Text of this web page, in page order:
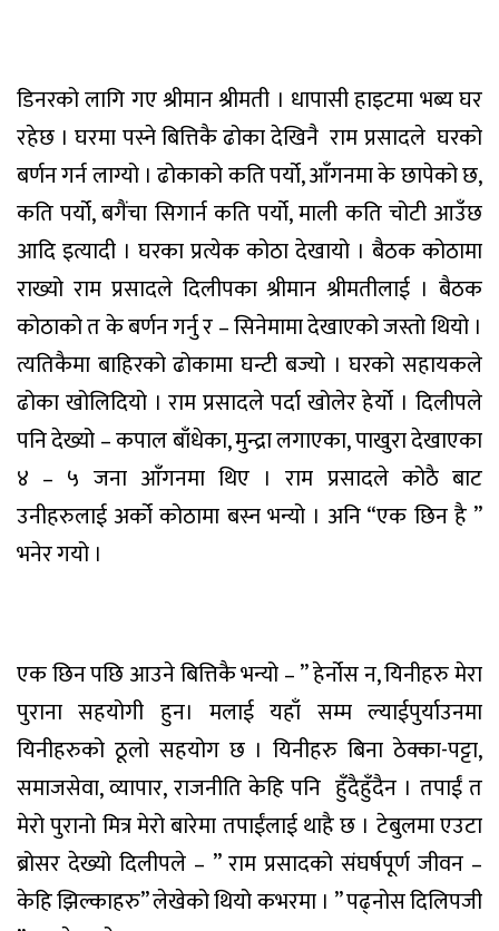
डिनरको लागि गए श्रीमान श्रीमती । धापासी हाइटमा भब्य घर
रहेछ । घरमा पस्ने बित्तिकै ढोका देखिनै राम प्रसादले घरको
बर्णन गर्न लाग्यो । ढोकाको कति पर्यो, आँगनमा के छापेको छ,
कति पर्यो, बगैंचा सिगार्न कति पर्यो, माली कति चोटी आउँछ
आदि इत्यादी । घरका प्रत्येक कोठा देखायो । बैठक कोठामा
राख्यो राम प्रसादले दिलीपका श्रीमान श्रीमतीलाई । बैठक
कोठाको त के बर्णन गर्नु र – सिनेमामा देखाएको जस्तो थियो ।
त्यतिकैमा बाहिरको ढोकामा घन्टी बज्यो । घरको सहायकले
ढोका खोलिदियो । राम प्रसादले पर्दा खोलेर हेर्यो । दिलीपले
पनि देख्यो – कपाल बाँधेका, मुन्द्रा लगाएका, पाखुरा देखाएका
४ – ५ जना आँगनमा थिए । राम प्रसादले कोठै बाट
उनीहरुलाई अर्को कोठामा बस्न भन्यो । अनि “एक छिन है ”
भनेर गयो ।
एक छिन पछि आउने बित्तिकै भन्यो – ” हेर्नोस न, यिनीहरु मेरा
पुराना सहयोगी हुन। मलाई यहाँ सम्म ल्याईपुर्याउनमा
यिनीहरुको ठूलो सहयोग छ । यिनीहरु बिना ठेक्का-पट्टा,
समाजसेवा, व्यापार, राजनीति केहि पनि हुँदैहुँदैन । तपाईं त
मेरो पुरानो मित्र मेरो बारेमा तपाईंलाई थाहै छ । टेबुलमा एउटा
ब्रोसर देख्यो दिलीपले – ” राम प्रसादको संघर्षपूर्ण जीवन –
केहि झिल्काहरु” लेखेको थियो कभरमा । ” पढ्नोस दिलिपजी